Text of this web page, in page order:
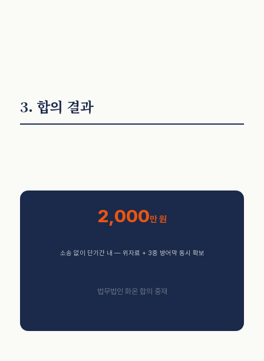
3. 합의 결과
2,000만 원
소송 없이 단기간 내 — 위자료 + 3중 방어막 동시 확보
법무법인 화온 합의 중재